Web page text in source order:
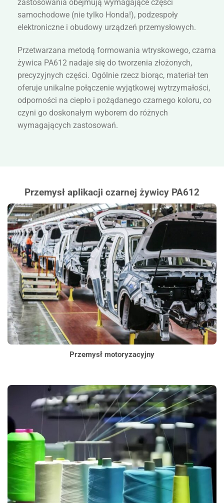
zastosowania obejmują wymagające części
samochodowe (nie tylko Honda!), podzespoły
elektroniczne i obudowy urządzeń przemysłowych.
Przetwarzana metodą formowania wtryskowego, czarna
żywica PA612 nadaje się do tworzenia złożonych,
precyzyjnych części. Ogólnie rzecz biorąc, materiał ten
oferuje unikalne połączenie wyjątkowej wytrzymałości,
odporności na ciepło i pożądanego czarnego koloru, co
czyni go doskonałym wyborem do różnych
wymagających zastosowań.
Przemysł aplikacji czarnej żywicy PA612
Przemysł motoryzacyjny